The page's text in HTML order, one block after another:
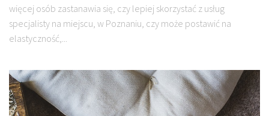
więcej osób zastanawia się, czy lepiej skorzystać z usług
specjalisty na miejscu, w Poznaniu, czy może postawić na
elastyczność,...